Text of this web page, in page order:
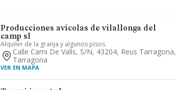
Producciones avicolas de vilallonga del
camp sl
Alquiler de la granja y algunos pisos.
Calle Cami De Valls, S/n, 43204, Reus Tarragona,
Tarragona
VER EN MAPA